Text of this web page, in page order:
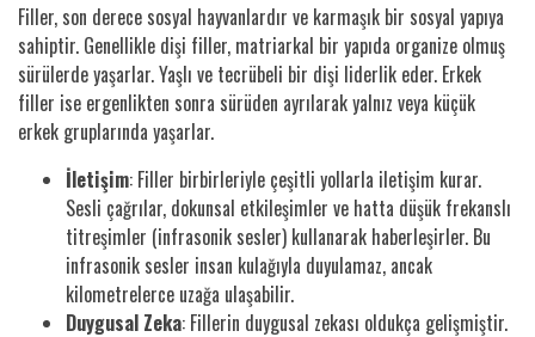
Filler, son derece sosyal hayvanlardır ve karmaşık bir sosyal yapıya
sahiptir. Genellikle dişi filler, matriarkal bir yapıda organize olmuş
sürülerde yaşarlar. Yaşlı ve tecrübeli bir dişi liderlik eder. Erkek
filler ise ergenlikten sonra sürüden ayrılarak yalnız veya küçük
erkek gruplarında yaşarlar.
İletişim: Filler birbirleriyle çeşitli yollarla iletişim kurar.
Sesli çağrılar, dokunsal etkileşimler ve hatta düşük frekanslı
titreşimler (infrasonik sesler) kullanarak haberleşirler. Bu
infrasonik sesler insan kulağıyla duyulamaz, ancak
kilometrelerce uzağa ulaşabilir.
Duygusal Zeka: Fillerin duygusal zekası oldukça gelişmiştir.